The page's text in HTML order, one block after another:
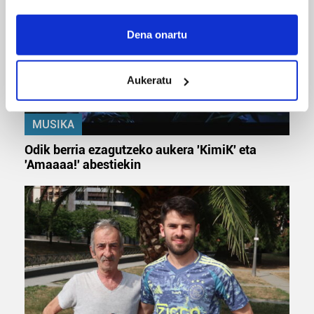
If you allow, we would also like to:
Collect information about your geographical
Identify your device by actively scanning it for
specific characteristics (fingerprinting)
Find out more about how your personal data is processed
and set your preferences in thedetails section.
Guk eta gure bazkideek zure datu pertsonalak
prozesatzen ditugu, zure IP zenbakia, besteak beste,
teknologia erabiliz, cookieak adibidez, iragarki eta eduki
pertsonalizatuak eskaintzeko, iragarkiak eta edukia
neurtzeko, jendeari buruzko informazioa biltzeko eta
produktuak garatzeko. Zure datuak nork eta zertarako
erabiltzen dituen hauta dezakezu.
Bazkide batzuek ez dizute baimenik eskatzen, eta beren
Dena onartu
Aukeratu
MUSIKA
Odik berria ezagutzeko aukera 'KimiK' eta
'Amaaaa!' abestiekin